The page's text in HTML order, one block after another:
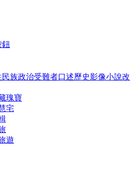
民族政治受難者口述歷史影像小說改
瑰寶
宅
遊